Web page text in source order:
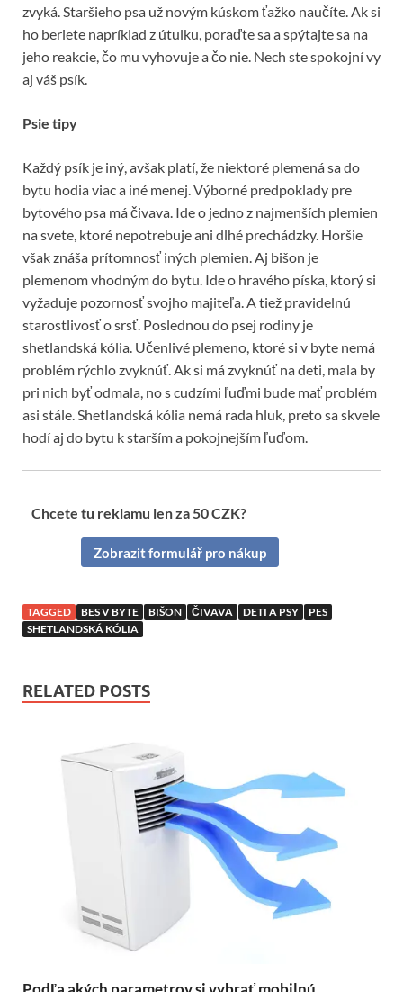
zvyká. Staršieho psa už novým kúskom ťažko naučíte. Ak si
ho beriete napríklad z útulku, poraďte sa a spýtajte sa na
jeho reakcie, čo mu vyhovuje a čo nie. Nech ste spokojní vy
aj váš psík.
Psie tipy
Každý psík je iný, avšak platí, že niektoré plemená sa do
bytu hodia viac a iné menej. Výborné predpoklady pre
bytového psa má čivava. Ide o jedno z najmenších plemien
na svete, ktoré nepotrebuje ani dlhé prechádzky. Horšie
však znáša prítomnosť iných plemien. Aj bišon je
plemenom vhodným do bytu. Ide o hravého píska, ktorý si
vyžaduje pozornosť svojho majiteľa. A tiež pravidelnú
starostlivosť o srsť. Poslednou do psej rodiny je
shetlandská kólia. Učenlivé plemeno, ktoré si v byte nemá
problém rýchlo zvyknúť. Ak si má zvyknúť na deti, mala by
pri nich byť odmala, no s cudzími ľuďmi bude mať problém
asi stále. Shetlandská kólia nemá rada hluk, preto sa skvele
hodí aj do bytu k starším a pokojnejším ľuďom.
Chcete tu reklamu len za 50 CZK?
Zobrazit formulář pro nákup
TAGGED BES V BYTE BIŠON ČIVAVA DETI A PSY
PES
SHETLANDSKÁ KÓLIA
RELATED POSTS